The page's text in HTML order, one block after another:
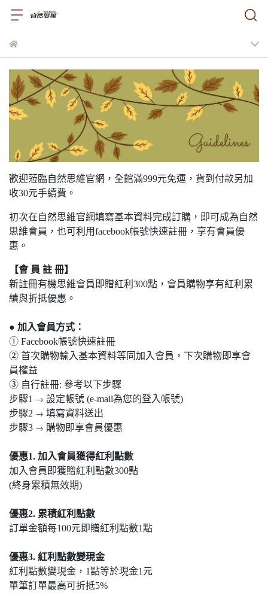
歡迎蒞臨自然思維官網，全館滿999元免運，貨到付款另加
收30元手續費。
初次在自然思維官網填寫基本資料完成訂購，即可成為自然
思維會員，也可利用facebook帳號快速註冊，享有會員優
惠。
【會 員 註 冊】
新註冊有機思維會員即贈紅利300點，會員購物享有紅利累
績與折抵優惠。
● 加入會員方式：
① Facebook帳號快速註冊
② 首次購物輸入基本資料等同加入會員，下次購物即享會
員權益
③ 自行註冊: 參考以下步驟
步驟1 → 設定帳號 (e-mail為您的登入帳號)
步驟2 → 填寫資料送出
步驟3 → 購物即享會員優惠
優惠1. 加入會員獲得紅利點數
加入會員即獲贈紅利點數300點
(終身累積無效期)
優惠2. 累積紅利點數
訂單金額每100元即贈紅利點數1點
優惠3. 紅利點數變現金
紅利點數變現金，1點等於現金1元
單筆訂單最高可折抵5%